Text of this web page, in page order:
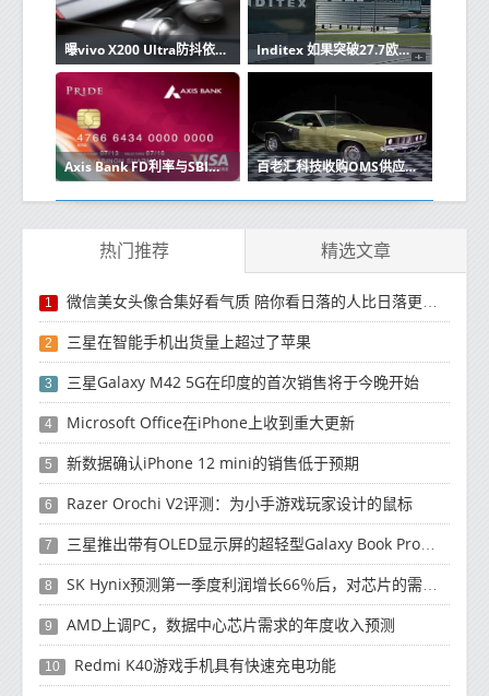
曝vivo X200 Ultra防抖依然是安卓最强 视频对标iPhone Inditex 如果突破27.7欧元就有机会进入
Axis Bank FD利率与SBI对比ICICI对比HDFC对LIC住房 百老汇科技收购OMS供应商Barracuda FX
热门推荐 精选文章
1 微信美女头像合集好看气质 陪你看日落的人比日落更浪漫
2 三星在智能手机出货量上超过了苹果
3 三星Galaxy M42 5G在印度的首次销售将于今晚开始
4 Microsoft Office在iPhone上收到重大更新
5 新数据确认iPhone 12 mini的销售低于预期
6 Razer Orochi V2评测：为小手游戏玩家设计的鼠标
7 三星推出带有OLED显示屏的超轻型Galaxy Book Pro和Galaxy Book Pro 360笔记本电脑
8 SK Hynix预测第一季度利润增长66％后，对芯片的需求将增强
9 AMD上调PC，数据中心芯片需求的年度收入预测
10 Redmi K40游戏手机具有快速充电功能